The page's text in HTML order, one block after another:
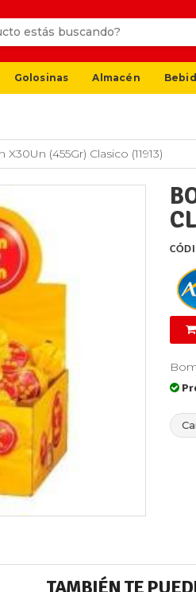
Golosinas Almacén
(455Gr) Clasico (11913)